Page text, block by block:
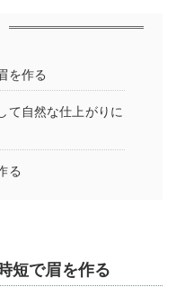
を作る
て自然な仕上がりに
る
短で眉を作る